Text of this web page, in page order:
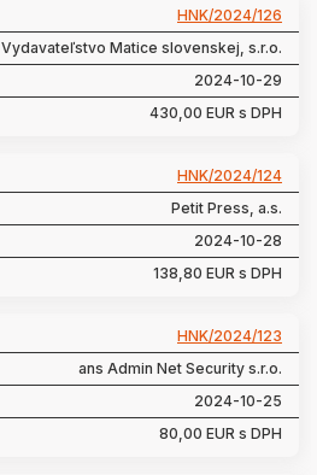
HNK/2024/126
Vydavateľstvo Matice slovenskej, s.r.o.
2024-10-29
430,00 EUR s DPH
HNK/2024/124
Petit Press, a.s.
2024-10-28
138,80 EUR s DPH
HNK/2024/123
ans Admin Net Security s.r.o.
2024-10-25
80,00 EUR s DPH